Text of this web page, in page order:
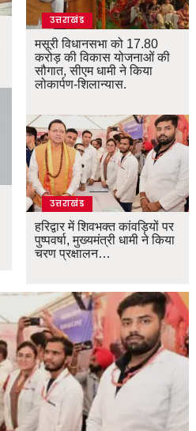
उत्तराखंड
मसूरी विधानसभा को 17.80
करोड़ की विकास योजनाओं की
सौगात, सीएम धामी ने किया
लोकार्पण-शिलान्यास.
उत्तराखंड
हरिद्वार में शिवभक्त कांवड़ियों पर
पुष्पवर्षा, मुख्यमंत्री धामी ने किया
चरण प्रक्षालन…